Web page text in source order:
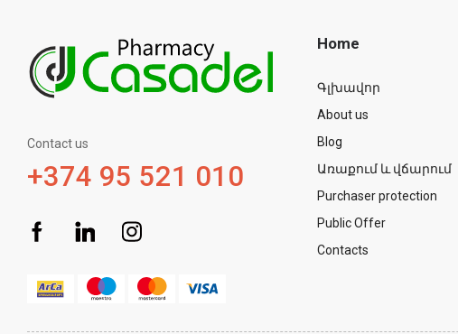
Contact us
+374 95 521 010
Home
Գլխավոր
About us
Blog
Առաքում և վճարում
Purchaser protection
Public Offer
Contacts